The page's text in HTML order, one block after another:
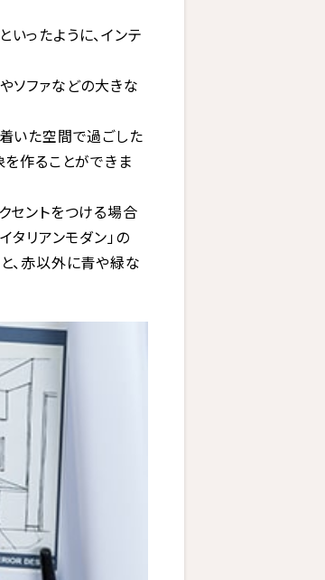
ったように、インテ
ソファなどの大きな
いた空間で過ごした
を作ることができま
セントをつける場合
タリアンモダン」の
、赤以外に青や緑な